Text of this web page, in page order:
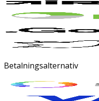
Betalningsalternativ